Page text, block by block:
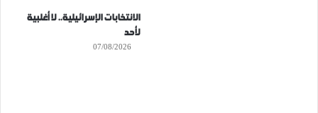
الانتخابات الإسرائيلية.. لا أغلبية
لأحد
07/08/2026